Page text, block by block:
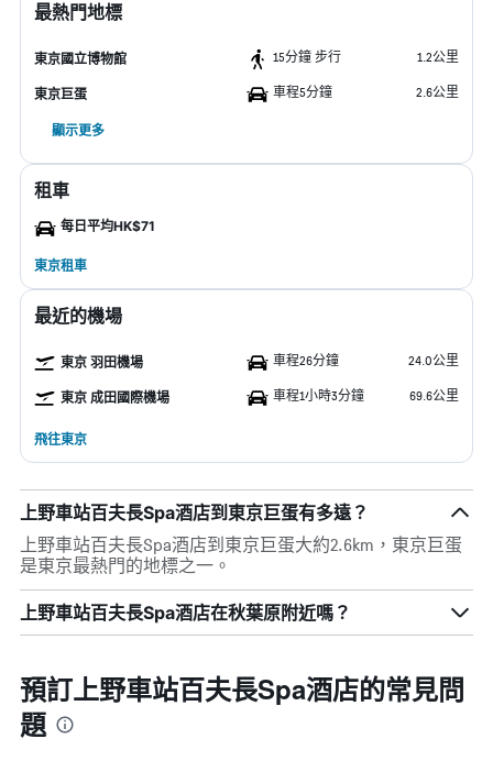
最熱門地標
東京國立博物館 15分鐘 步行 1.2公里
東京巨蛋 車程5分鐘 2.6公里
顯示更多
租車
每日平均HK$71
東京租車
最近的機場
東京 羽田機場 車程26分鐘 24.0公里
東京 成田國際機場 車程1小時3分鐘 69.6公里
飛往東京
上野車站百夫長Spa酒店到東京巨蛋有多遠？
上野車站百夫長Spa酒店到東京巨蛋大約2.6km，東京巨蛋
是東京最熱門的地標之一。
上野車站百夫長Spa酒店在秋葉原附近嗎？
預訂上野車站百夫長Spa酒店的常見問
題